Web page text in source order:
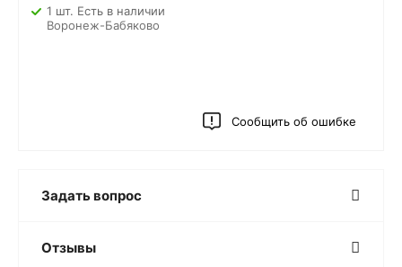
1 шт. Есть в наличии
Воронеж-Бабяково
Сообщить об ошибке
Задать вопрос
Отзывы